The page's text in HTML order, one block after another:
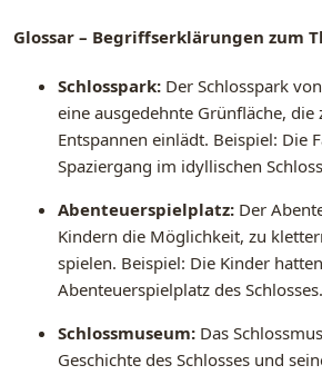
Glossar – Begriffserklärungen zum
Schlosspark: Der Schlosspark
eine ausgedehnte Grünfläche, die
Entspannen einlädt. Beispiel: Die
Spaziergang im idyllischen
Abenteuerspielplatz: Der
Kindern die Möglichkeit, zu
spielen. Beispiel: Die Kinder
Abenteuerspielplatz des Schlosses.
Schlossmuseum: Das
Geschichte des Schlosses und